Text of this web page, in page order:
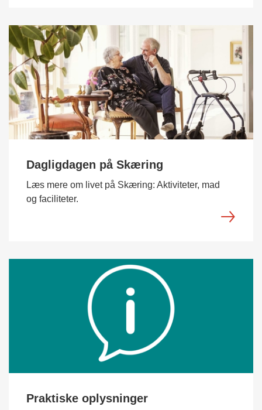
Dagligdagen på Skæring
Læs mere om livet på Skæring: Aktiviteter, mad
og faciliteter.
Praktiske oplysninger